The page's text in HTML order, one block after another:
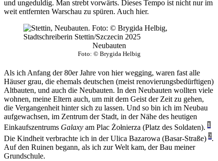
und ungeduldig. Man strebt vorwärts. Dieses Tempo ist nicht nur im
weit entfernten Warschau zu spüren. Auch hier.
Neubauten
Foto: © Brygida Helbig
Als ich Anfang der 80er Jahre von hier wegging, waren fast alle
Häuser grau, die ehemals deutschen (meist renovierungsbedürftigen)
Altbauten, und auch die Neubauten. In den Neubauten wollten viele
wohnen, meine Eltern auch, um mit dem Geist der Zeit zu gehen,
die Vergangenheit hinter sich zu lassen. Und so bin ich im Neubau
aufgewachsen, im Zentrum der Stadt, in der Nähe des heutigen
Einkaufszentrums Galaxy am Plac Żołnierza (Platz des Soldaten). 1
Die Kindheit verbrachte ich in der Ulica Bazarowa (Basar-Straße) 2.
Auf den Ruinen begann, als ich zur Welt kam, der Bau meiner
Grundschule.